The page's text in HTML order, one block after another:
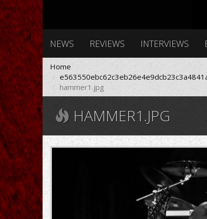
NEWS REVIEWS INTERVIEWS
Home
hammer1.jpg
HAMMER1.JPG